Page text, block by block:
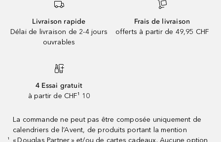
Livraison rapide
Délai de livraison de 2-4 jours
ouvrables
Frais de livraison
offerts à partir de 49,95 CHF
4 Essai gratuit
à partir de CHF¹ 10
¹
La commande ne peut pas être composée uniquement de
calendriers de l’Avent, de produits portant la mention
« Douglas Partner » et/ou de cartes cadeaux. Aucune option